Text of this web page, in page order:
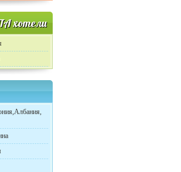
хотели